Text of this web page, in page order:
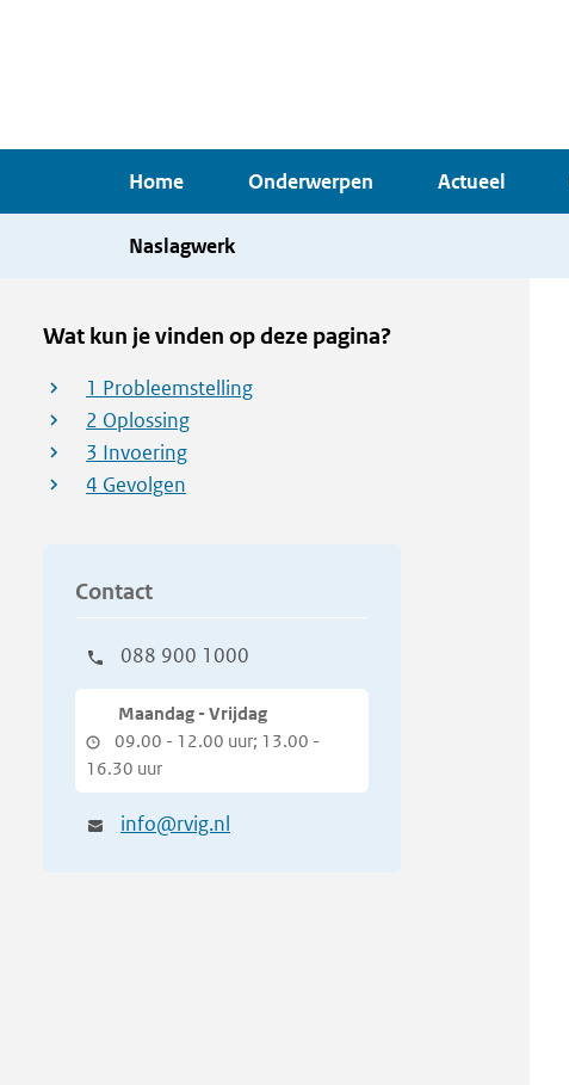
de
gaan
Home Onderwerpen Actueel
Naslagwerk
Wat kun je vinden op deze pagina?
1 Probleemstelling
2 Oplossing
3 Invoering
4 Gevolgen
Contact
088 900 1000
Maandag - Vrijdag
09.00 - 12.00 uur; 13.00 -
16.30 uur
info@rvig.nl